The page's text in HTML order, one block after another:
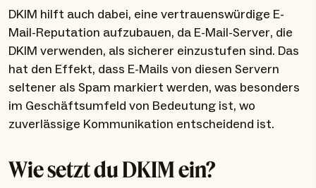
DKIM hilft auch dabei, eine vertrauenswürdige E-
Mail-Reputation aufzubauen, da E-Mail-Server, die
DKIM verwenden, als sicherer einzustufen sind. Das
hat den Effekt, dass E-Mails von diesen Servern
seltener als Spam markiert werden, was besonders
im Geschäftsumfeld von Bedeutung ist, wo
zuverlässige Kommunikation entscheidend ist.
Wie setzt du DKIM ein?